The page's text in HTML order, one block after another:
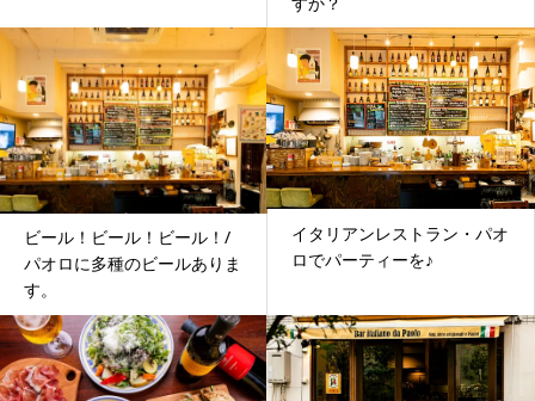
ビール！ビール！ビール！/
パオロに多種のビールありま
す。
イタリアンレストラン・パオ
ロでパーティーを♪